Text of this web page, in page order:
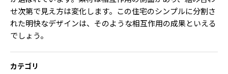
せ次第で見え方は変化します。この住宅のシンプルに分割さ
れた明快なデザインは、そのような相互作用の成果といえる
でしょう。
カテゴリ